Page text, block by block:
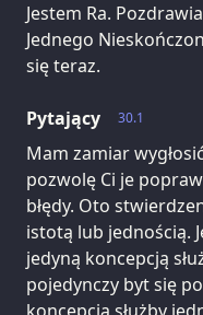
Jestem Ra.
Jednego
się teraz.
30.1
Pytający
Mam zamiar
pozwolę Ci je
błędy. Oto
istotą lub jednością.
jedyną koncepcją
pojedynczy byt się